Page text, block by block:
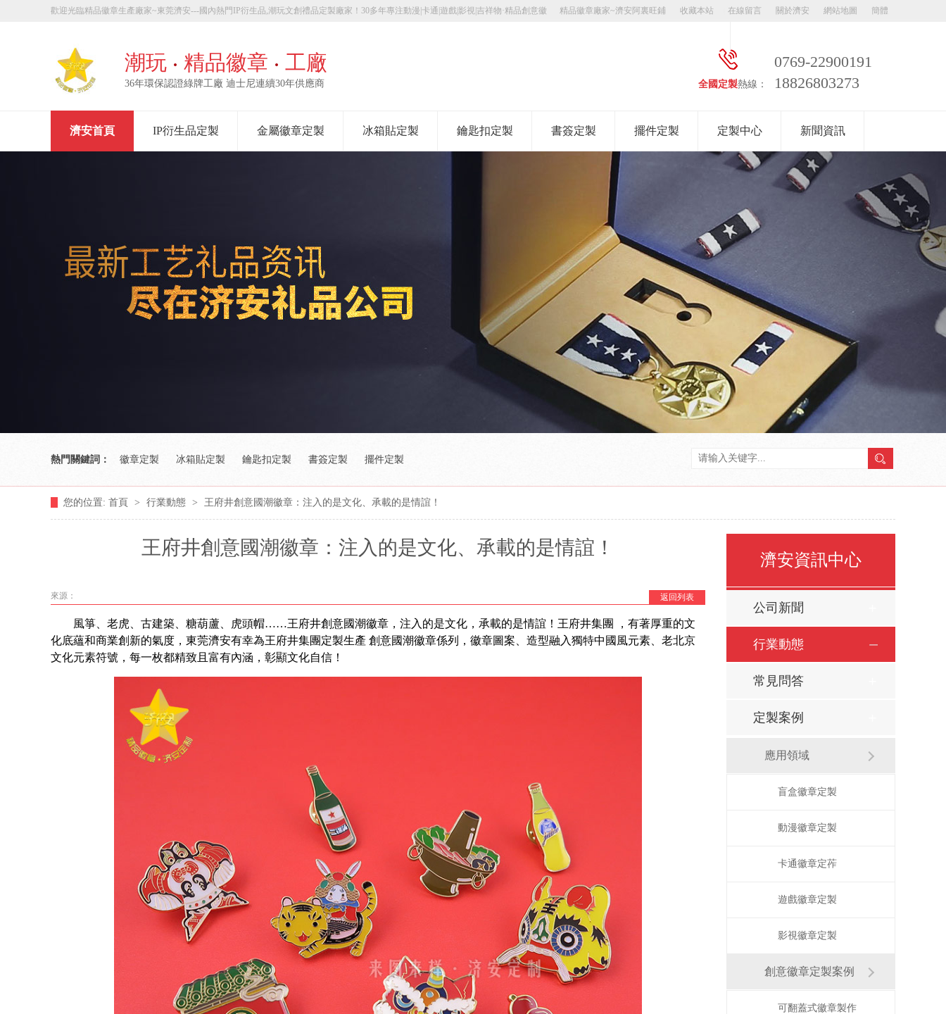
精品徽章廠家~濟安阿裏旺鋪 收藏本站 在線留言 關於濟安 網站地圖 簡體
歡迎光臨精品徽章生產廠家~東莞濟安---國內熱門IP衍生品,潮玩文創禮品定製廠家！30多年專注動漫|卡通|遊戲|影視|吉祥物·精品創意徽
潮玩 精品徽章 工廠
36年環保認證綠牌工廠 迪士尼連續30年供應商 全國定製熱線：
0769-22900191
18826803273
濟安首頁 IP衍生品定製 金屬徽章定製 冰箱貼定製 鑰匙扣定製 書簽定製 擺件定製 定製中心 新聞資訊
熱門關鍵詞： 徽章定製 冰箱貼定製 鑰匙扣定製 書簽定製 擺件定製
您的位置: 首頁 > 行業動態 > 王府井創意國潮徽章：注入的是文化、承載的是情誼！
王府井創意國潮徽章：注入的是文化、承載的是情誼！
返回列表
來源：
風箏、老虎、古建築、糖葫蘆、虎頭帽……王府井創意國潮徽章，注入的是文化，承載的是情誼！ 王府井集團 ， 有著厚重的文
化底蘊和商業創新的氣度 ，東莞濟安有幸為王府井集團定製生產 創意國潮徽章係列
，徽章圖案、造型融入獨特中國風元素、老北京
文化元素符號，每一枚都精致且富有內涵，彰顯文化自信！
濟安資訊中心
公司新聞
行業動態
常見問答
定製案例
應用領域
盲盒徽章定製
動漫徽章定製
卡通徽章定莋
遊戲徽章定製
影視徽章定製
創意徽章定製案例
可翻蓋式徽章製作